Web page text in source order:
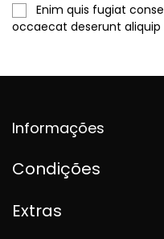
Enim quis fugiat
occaecat deserunt aliquip
Informações
Condições
Extras